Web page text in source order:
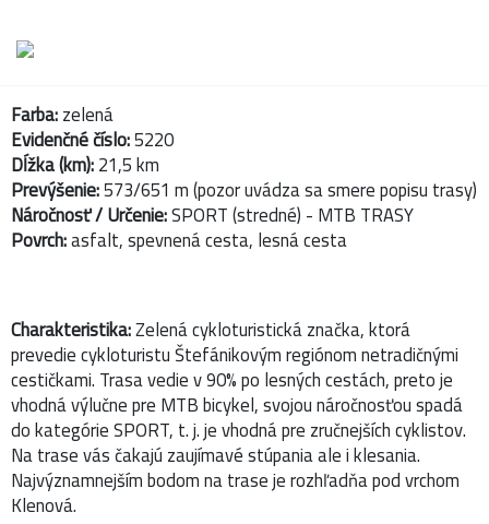
Farba:zelená
Evidenčné číslo:5220
Dĺžka (km):21,5 km
Prevýšenie:573/651 m (pozor uvádza sa smere popisu trasy)
Náročnosť / Určenie:SPORT (stredné) - MTB TRASY
Povrch:asfalt, spevnená cesta, lesná cesta
Charakteristika:Zelená cykloturistická značka, ktorá
prevedie cykloturistu Štefánikovým regiónom netradičnými
cestičkami. Trasa vedie v 90% po lesných cestách, preto je
vhodná výlučne pre MTB bicykel, svojou náročnosťou spadá
do kategórie SPORT, t. j. je vhodná pre zručnejších cyklistov.
Na trase vás čakajú zaujímavé stúpania ale i klesania.
Najvýznamnejším bodom na trase je rozhľadňa pod vrchom
Klenová.